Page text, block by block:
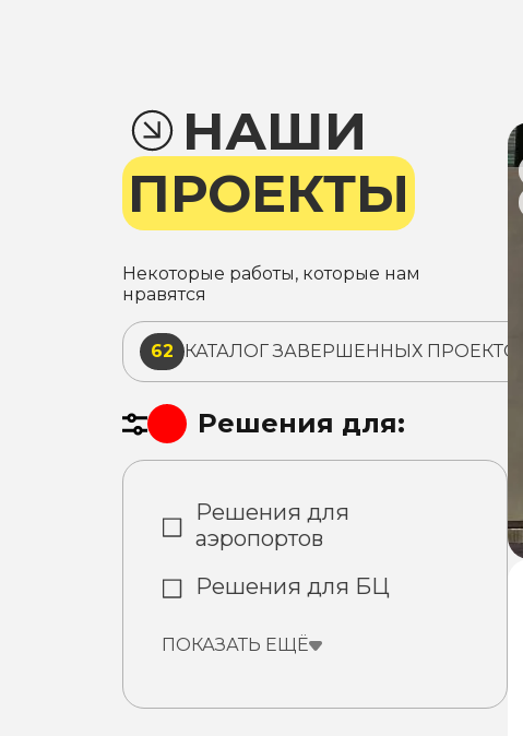
НАШИ
ПРОЕКТЫ
Некоторые работы, которые нам
нравятся
62 КАТАЛОГ ЗАВЕРШЕННЫХ ПРОЕКТОВ
Решения для:
Решения для
аэропортов
Решения для БЦ
ПОКАЗАТЬ ЕЩЁ